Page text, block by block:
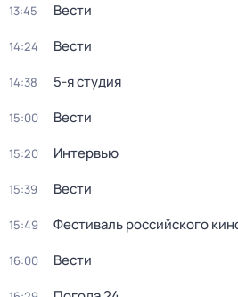
13:45 Вести
14:24 Вести
14:38 5-я студия
15:00 Вести
15:20 Интервью
15:39 Вести
15:49 Фестиваль российского
16:00 Вести